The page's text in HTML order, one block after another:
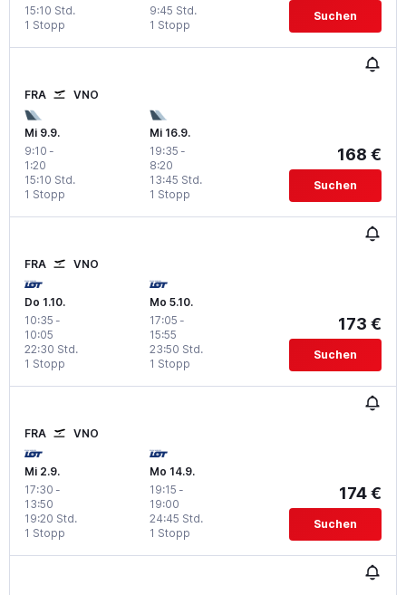
1 Stopp
15:10 Std.
1 Stopp
9:45 Std. Suchen
FRA VNO
Mi 9.9.
9:10 -
1:20
1 Stopp
15:10 Std.
Mi 16.9.
19:35 -
8:20
1 Stopp
13:45 Std.
168 €
Suchen
FRA VNO
Do 1.10.
10:35 -
10:05
1 Stopp
22:30 Std.
Mo 5.10.
17:05 -
15:55
1 Stopp
23:50 Std.
173 €
Suchen
FRA VNO
Mi 2.9.
17:30 -
13:50
1 Stopp
19:20 Std.
Mo 14.9.
19:15 -
19:00
1 Stopp
24:45 Std.
174 €
Suchen